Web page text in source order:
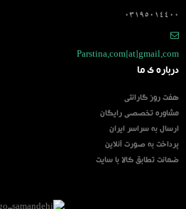
03195014400
Parstina.com[at]gmail.com
درباره ی ما
هفت روز گارانتی
مشاوره تخصصی رایگان
ارسال به سراسر ایران
پرداخت به صورت آنلاین
ضمانت تطابق کالا با سایت